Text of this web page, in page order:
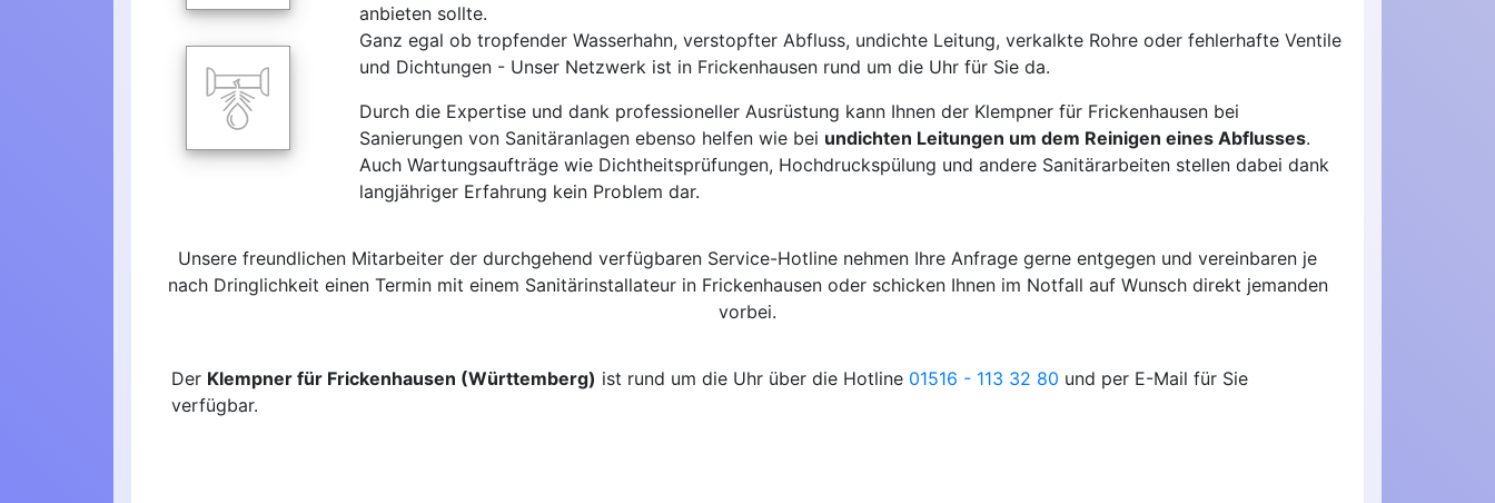
anbieten sollte.
Ganz egal ob tropfender Wasserhahn, verstopfter Abfluss, undichte Leitung, verkalkte Rohre oder fehlerhafte Ventile
und Dichtungen - Unser Netzwerk ist in Frickenhausen rund um die Uhr für Sie da.
Durch die Expertise und dank professioneller Ausrüstung kann Ihnen der Klempner für Frickenhausen bei
Sanierungen von Sanitäranlagen ebenso helfen wie bei undichten Leitungen um dem Reinigen eines Abflusses.
Auch Wartungsaufträge wie Dichtheitsprüfungen, Hochdruckspülung und andere Sanitärarbeiten stellen dabei dank
langjähriger Erfahrung kein Problem dar.
Unsere freundlichen Mitarbeiter der durchgehend verfügbaren Service-Hotline nehmen Ihre Anfrage gerne entgegen und vereinbaren je
nach Dringlichkeit einen Termin mit einem Sanitärinstallateur in Frickenhausen oder schicken Ihnen im Notfall auf Wunsch direkt jemanden
vorbei.
Der Klempner für Frickenhausen (Württemberg) ist rund um die Uhr über die Hotline 01516 - 113 32 80 und per E-Mail für Sie
verfügbar.